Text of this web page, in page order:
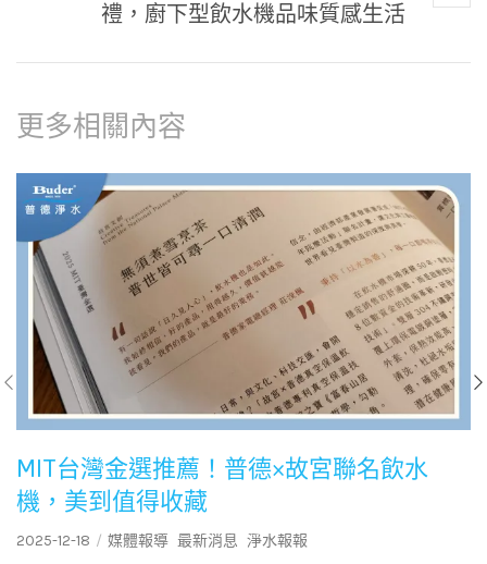
禮，廚下型飲水機品味質感生活
更多相關內容
MIT台灣金選推薦！普德×故宮聯名飲水
機，美到值得收藏
2025-12-18 媒體報導 最新消息 淨水報報